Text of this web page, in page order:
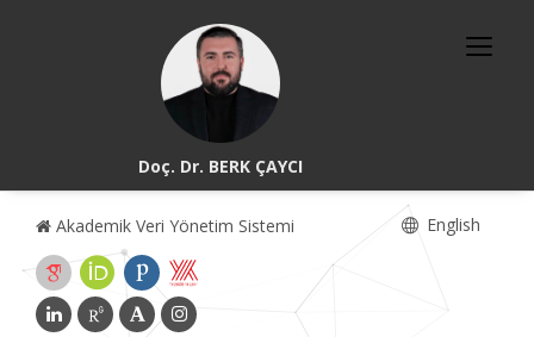
Doç. Dr. BERK ÇAYCI
Akademik Veri Yönetim Sistemi English